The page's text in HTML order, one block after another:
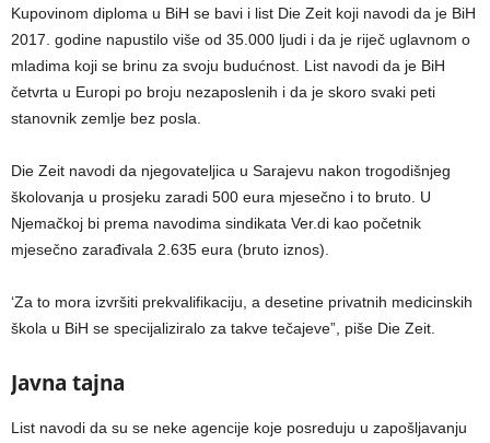
Kupovinom diploma u BiH se bavi i list Die Zeit koji navodi da je BiH
2017. godine napustilo više od 35.000 ljudi i da je riječ uglavnom o
mladima koji se brinu za svoju budućnost. List navodi da je BiH
četvrta u Europi po broju nezaposlenih i da je skoro svaki peti
stanovnik zemlje bez posla.
Die Zeit navodi da njegovateljica u Sarajevu nakon trogodišnjeg
školovanja u prosjeku zaradi 500 eura mjesečno i to bruto. U
Njemačkoj bi prema navodima sindikata Ver.di kao početnik
mjesečno zarađivala 2.635 eura (bruto iznos).
‘Za to mora izvršiti prekvalifikaciju, a desetine privatnih medicinskih
škola u BiH se specijaliziralo za takve tečajeve”, piše Die Zeit.
Javna tajna
List navodi da su se neke agencije koje posreduju u zapošljavanju